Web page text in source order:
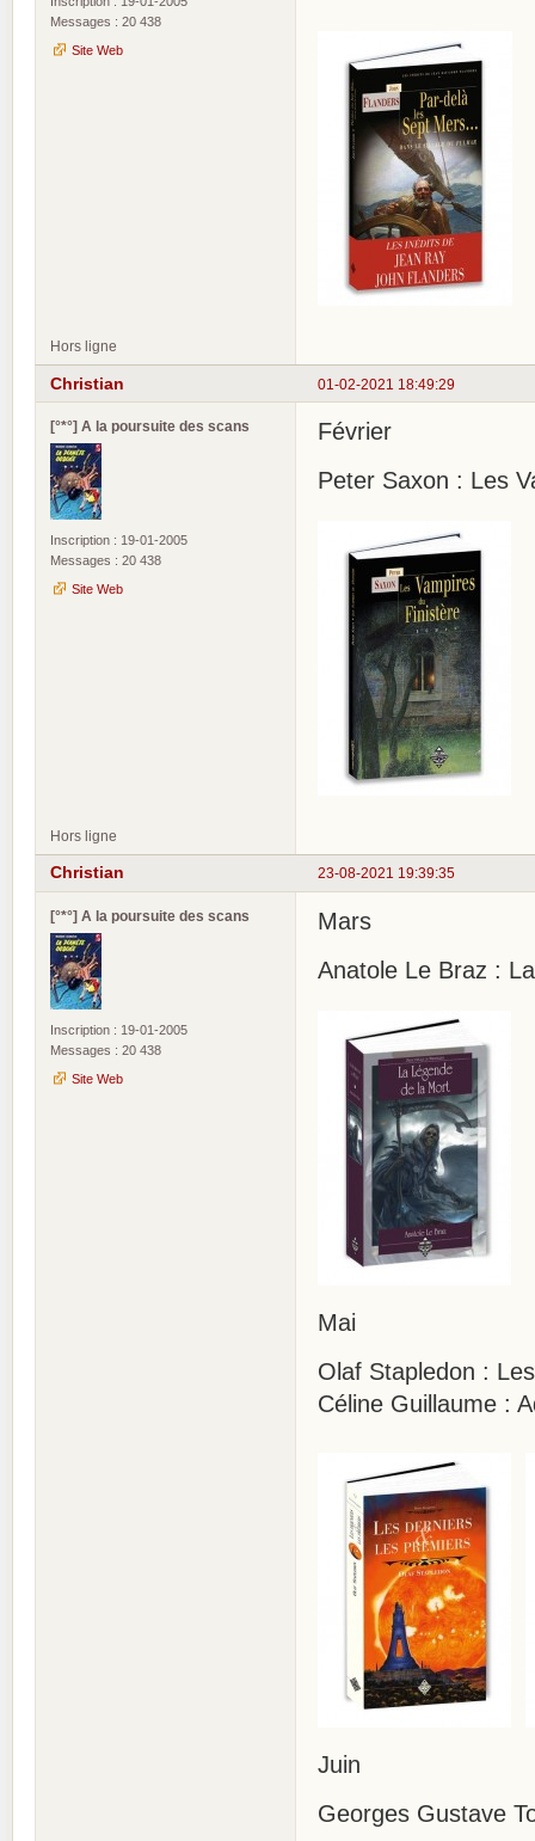
Messages : 20 438
Site Web
Hors ligne
01-02-2021 18:49:29
Christian
[°*°] A la poursuite des scans
Inscription : 19-01-2005
Messages : 20 438
Site Web
Février
Peter Saxon : Les
Hors ligne
23-08-2021 19:39:35
Christian
[°*°] A la poursuite des scans
Inscription : 19-01-2005
Messages : 20 438
Site Web
Mars
Anatole Le Braz :
Mai
Olaf Stapledon :
Céline Guillaume :
Juin
Georges Gustave